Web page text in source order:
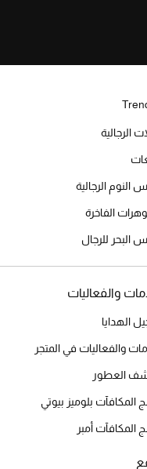
الرجالية
النوم الرجالية
الفاخرة
البحر للرجال
والفعاليات
الهدايا
والفعاليات في المتجر
العطور
المكافآت بلوميز بيوتي
المكافآت أمبر